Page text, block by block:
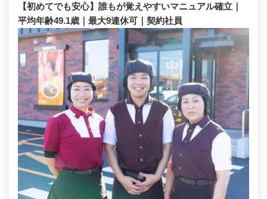
【初めてでも安心】誰もが覚えやすいマニュアル確立｜
平均年齢49.1歳｜最大9連休可｜契約社員